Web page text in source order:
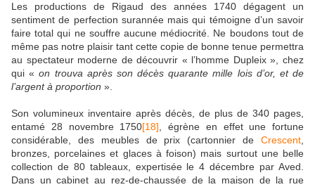
Les productions de Rigaud des années 1740 dégagent un
sentiment de perfection surannée mais qui témoigne d’un savoir
faire total qui ne souffre aucune médiocrité. Ne boudons tout de
même pas notre plaisir tant cette copie de bonne tenue permettra
au spectateur moderne de découvrir « l’homme Dupleix », chez
qui «on trouva après son décès quarante mille lois d’or, et de
l’argent à proportion ».
Son volumineux inventaire après décès, de plus de 340 pages,
entamé 28 novembre 1750[18] , égrène en effet une fortune
considérable, des meubles de prix (cartonnier de Crescent
bronzes, porcelaines et glaces à foison) mais surtout une belle
collection de 80 tableaux, expertisée le 4 décembre par Aved.
Dans un cabinet au rez-de-chaussée de la maison de la rue